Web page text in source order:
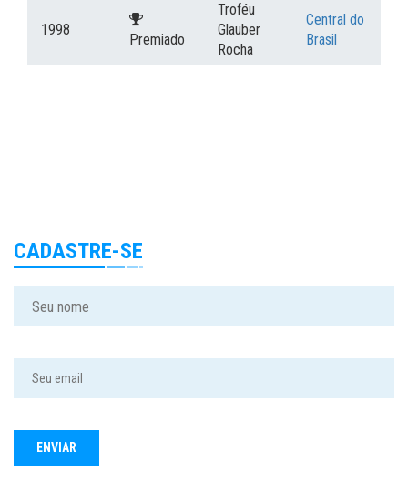
1998
Premiado
Troféu
Glauber
Rocha
Central do
Brasil
CADASTRE-SE